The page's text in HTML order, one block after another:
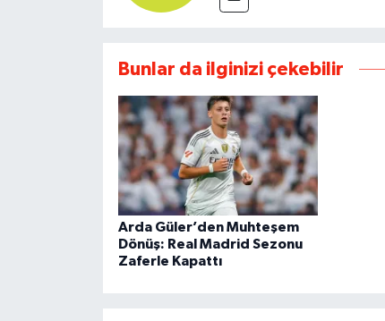
Bunlar da ilginizi çekebilir
Arda Güler’den Muhteşem
Dönüş: Real Madrid Sezonu
Zaferle Kapattı